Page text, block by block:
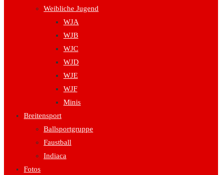
Weibliche Jugend
WJA
WJB
WJC
WJD
WJE
WJF
Minis
Breitensport
Ballsportgruppe
Faustball
Indiaca
Fotos